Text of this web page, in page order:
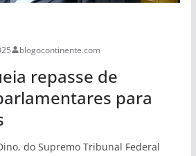
blogocontinente.com
repasse de
para
do Supremo Tribunal Federal